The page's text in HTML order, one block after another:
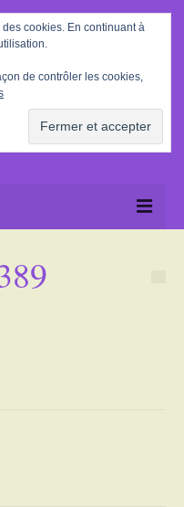
cookies. En continuant à
de contrôler les cookies,